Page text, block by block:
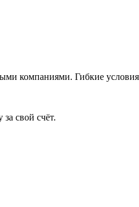
компаниями. Гибкие
свой счёт.